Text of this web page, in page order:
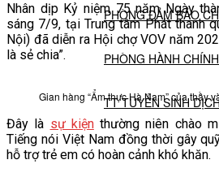
PHÒNG ĐẢM BẢO
PHÒNG HÀNH
TT TUYỂN SINH
NGHIÊN CỨU KHOA HỌC
Nhân dịp Kỷ niệm 75 năm Ngày
sáng 7/9, tại Trung tâm Phát thanh
Nội) đã diễn ra Hội chợ VOV năm
là sẻ chia”.
Gian hàng “Ẩm thực Hà Nam” của thầy
Đây là sự kiệnthường niên chào
Tiếng nói Việt Nam đồng thời gây
hỗ trợ trẻ em có hoàn cảnh khó khăn.